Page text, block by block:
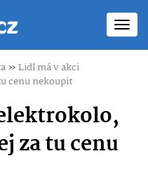
»Lidl má v akci
cenu nekoupit
za tu cenu